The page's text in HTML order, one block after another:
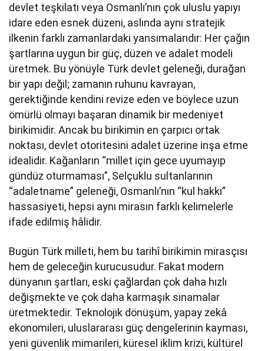
devlet teşkilatı veya Osmanlı’nın çok uluslu yapıyı
idare eden esnek düzeni, aslında aynı stratejik
ilkenin farklı zamanlardaki yansımalarıdır: Her çağın
şartlarına uygun bir güç, düzen ve adalet modeli
üretmek. Bu yönüyle Türk devlet geleneği, durağan
bir yapı değil; zamanın ruhunu kavrayan,
gerektiğinde kendini revize eden ve böylece uzun
ömürlü olmayı başaran dinamik bir medeniyet
birikimidir. Ancak bu birikimin en çarpıcı ortak
noktası, devlet otoritesini adalet üzerine inşa etme
idealidir. Kağanların “millet için gece uyumayıp
gündüz oturmaması”, Selçuklu sultanlarının
“adaletname” geleneği, Osmanlı’nın “kul hakkı”
hassasiyeti, hepsi aynı mirasın farklı kelimelerle
ifade edilmiş hâlidir.
Bugün Türk milleti, hem bu tarihî birikimin mirasçısı
hem de geleceğin kurucusudur. Fakat modern
dünyanın şartları, eski çağlardan çok daha hızlı
değişmekte ve çok daha karmaşık sınamalar
üretmektedir. Teknolojik dönüşüm, yapay zekâ
ekonomileri, uluslararası güç dengelerinin kayması,
yeni güvenlik mimarileri, küresel iklim krizi, kültürel